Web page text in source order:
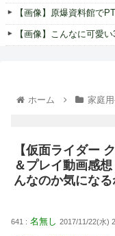
【画像】原爆資料館で
【画像】こんなに可愛
ホーム 家庭
【仮面ライダー
＆プレイ動画感
んなのか気になる
641 : 名無し 2017/11/22(水)